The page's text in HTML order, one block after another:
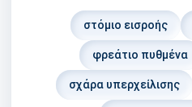
στόμιο εισροής
φρεάτιο πυθμένα
σχάρα υπερχείλισης